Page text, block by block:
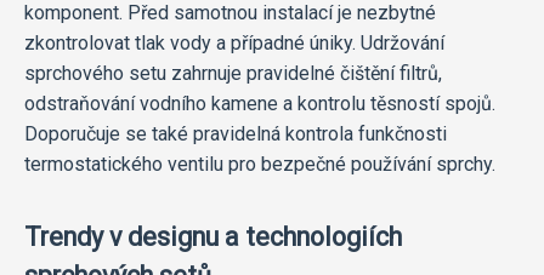
komponent. Před samotnou instalací je nezbytné
zkontrolovat tlak vody a případné úniky. Udržování
sprchového setu zahrnuje pravidelné čištění filtrů,
odstraňování vodního kamene a kontrolu těsností spojů.
Doporučuje se také pravidelná kontrola funkčnosti
termostatického ventilu pro bezpečné používání sprchy.
Trendy v designu a technologiích